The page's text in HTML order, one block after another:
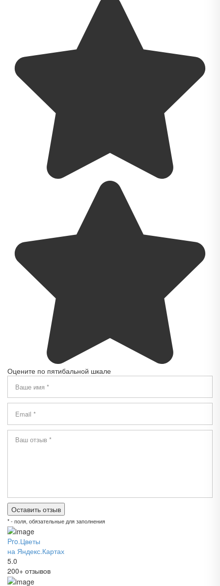
Оцените по пятибальной шкале
* - поля, обязательные для заполнения
Pro.Цветы
на Яндекс.Картах
5.0
200+ отзывов